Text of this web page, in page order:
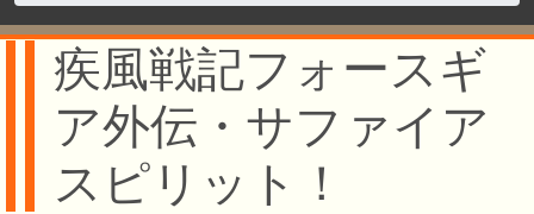
疾風戦記フォースギ
ア外伝・サファイア
スピリット！